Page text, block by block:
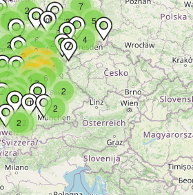
2
2
7
4
5
7
3
5
4
2
2
6
4 7
9
2
2
9
6
16
11
4
10
9 7
5
3
7
2 2
4
6
2
8
313